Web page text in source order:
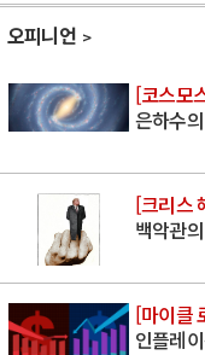
오피니언
[코스모
은하수
[크리스
백악관
[마이클
인플레